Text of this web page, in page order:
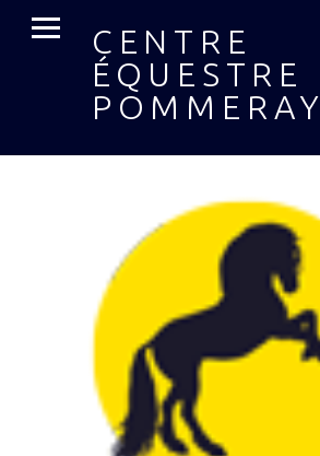
CENTRE
ÉQUESTRE